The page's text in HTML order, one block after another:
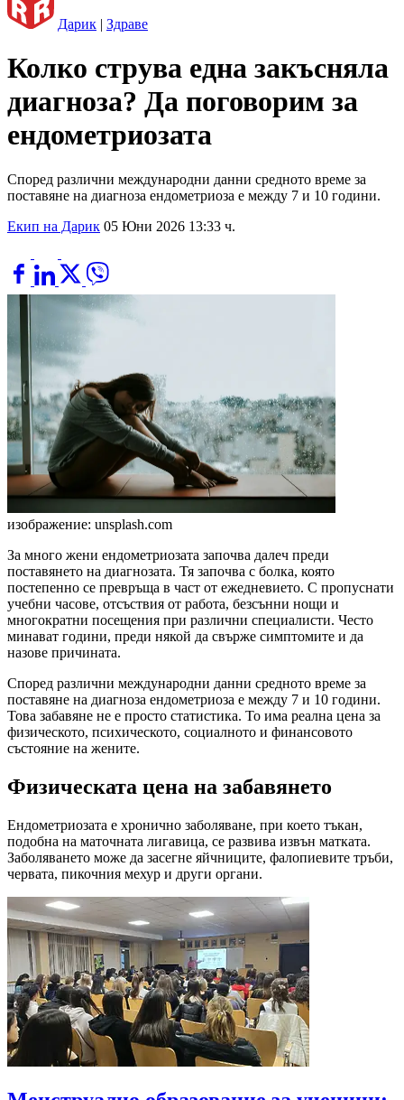
Дарик | Здраве
Колко струва една закъсняла
диагноза? Да поговорим за
ендометриозата
Според различни международни данни средното време за
поставяне на диагноза ендометриоза е между 7 и 10 години.
Екип на Дарик 05 Юни 2026 13:33 ч.
изображение: unsplash.com
За много жени ендометриозата започва далеч преди
поставянето на диагнозата. Тя започва с болка, която
постепенно се превръща в част от ежедневието. С пропуснати
учебни часове, отсъствия от работа, безсънни нощи и
многократни посещения при различни специалисти. Често
минават години, преди някой да свърже симптомите и да
назове причината.
Според различни международни данни средното време за
поставяне на диагноза ендометриоза е между 7 и 10 години.
Това забавяне не е просто статистика. То има реална цена за
физическото, психическото, социалното и финансовото
състояние на жените.
Физическата цена на забавянето
Ендометриозата е хронично заболяване, при което тъкан,
подобна на маточната лигавица, се развива извън матката.
Заболяването може да засегне яйчниците, фалопиевите тръби,
червата, пикочния мехур и други органи.